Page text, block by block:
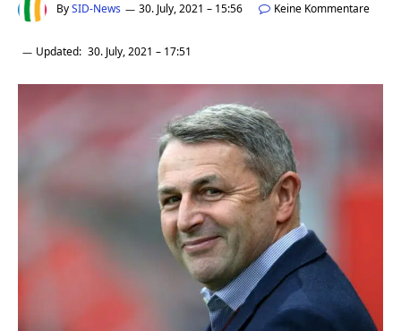
BySID-News 30. July, 2021 – 15:56 Keine Kommentare
Updated: 30. July, 2021 – 17:51